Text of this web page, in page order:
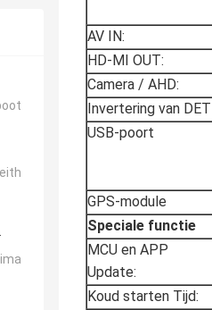
AV IN:
HD-MI OUT:
Camera / AHD:
Invertering van DET
USB-poort
GPS-module
Speciale functie
MCU en APP
Update:
Koud starten Tijd: